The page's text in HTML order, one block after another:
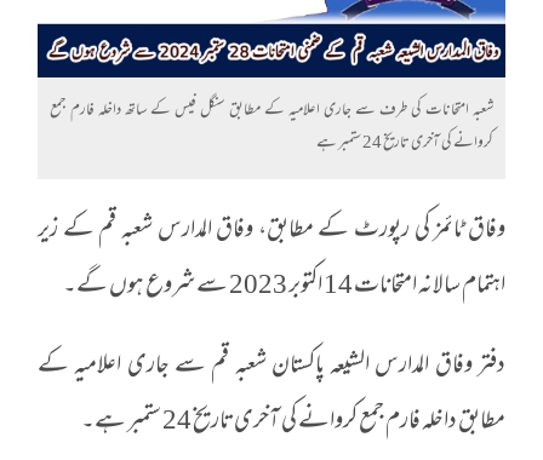
شعبہ امتحانات کی طرف سے جاری اعلامیہ کے مطابق سنگل فیس کے ساتھ داخلہ فارم جمع
کروانے کی آخری تاریخ 24 ستمبر ہے
وفاق ٹائمز کی رپورٹ کے مطابق، وفاق المدارس شعبہ قم کے زیر
اہتمام سالانہ امتحانات 14 اکتوبر 2023 سے شروع ہوں گے۔
دفتر وفاق المدارس الشیعہ پاکستان شعبہ قم سے جاری اعلامیہ کے
مطابق داخلہ فارم جمع کروانے کی آخری تاریخ 24 ستمبر ہے۔